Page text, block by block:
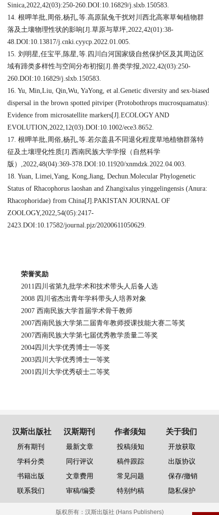
Sinica,2022,42(03):250-260.DOI:10.16829/j.slxb.150583.
14. 根呷羊批,周俗,杨孔,等.高原鼠兔干扰对川西北高寒草甸植物群
落及土壤物理性状的影响[J].草原与草坪,2022,42(01):38-
48.DOI:10.13817/j.cnki.cyycp.2022.01.005.
15. 刘明星,任宝平,陈星,等.四川白河国家级自然保护区及其周边区
域有蹄类多样性与空间分布初报[J].兽类学报,2022,42(03):250-
260.DOI:10.16829/j.slxb.150583.
16. Yu, Min,Liu, Qin,Wu, YaYong, et al.Genetic diversity and sex-biased
dispersal in the brown spotted pitviper (Protobothrops mucrosquamatus):
Evidence from microsatellite markers[J].ECOLOGY AND
EVOLUTION,2022,12(03).DOI:10.1002/ece3.8652.
17. 根呷羊批,周俗,杨孔,等.若尔盖县不同退化程度草地植物群落特
征及土壤理化性质[J].西南民族大学学报（自然科学
版）,2022,48(04):369-378.DOI:10.11920/xnmdzk.2022.04.003.
18. Yuan, Limei,Yang, Kong,Jiang, Dechun.Molecular Phylogenetic
Status of Rhacophorus laoshan and Zhangixalus yinggelingensis (Anura:
Rhacophoridae) from China[J].PAKISTAN JOURNAL OF
ZOOLOGY,2022,54(05):2417-
2423.DOI:10.17582/journal.pjz/20200611050629.
荣誉奖励
2011 四川省第九批学术和技术带头人后备人选
2008 四川省杰出青年学科带头人培养对象
2007 西南民族大学首届学术骨干教师
2007西南民族大学第二届青年教师授课技能大赛二等奖
2007西南民族大学第七届优秀教学质量二等奖
2004四川大学优秀博士一等奖
2003四川大学优秀博士一等奖
2001 四川大学优秀硕士二等奖
汉斯出版社
所有期刊
学科分类
书籍出版
联系我们
汉斯期刊
最新文章
同行评议
文章费用
审稿/编委
作者须知
投稿须知
稿件跟踪
常见问题
特别约稿
关于我们
开放获取
出版协议
保存/撤销
隐私保护
版权所有： 汉斯出版社 (Hans Publishers)